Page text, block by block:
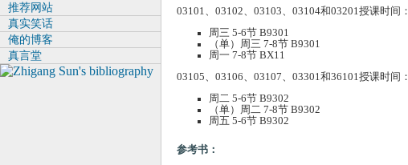
03101、03102、03103、03104和03201授课时间：
周三 5-6节 B9301
（单）周三 7-8节 B9301
周一 7-8节 BX11
03105、03106、03107、03301和36101授课时间：
周二 5-6节 B9302
（单）周二 7-8节 B9302
周五 5-6节 B9302
参考书：
推荐网站
真实笑话
俺的博客
真言堂